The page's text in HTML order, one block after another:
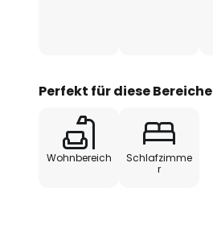
Perfekt für diese Bereiche
Wohnbereich
Schlafzimme
r